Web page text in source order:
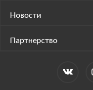
Новости
Партнерство